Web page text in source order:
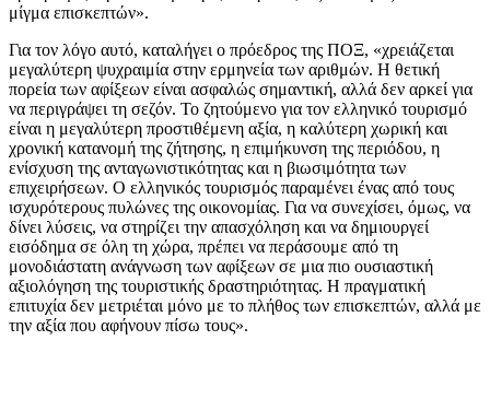
μίγμα επισκεπτών».
Για τον λόγο αυτό, καταλήγει ο πρόεδρος της ΠΟΞ, «χρειάζεται
μεγαλύτερη ψυχραιμία στην ερμηνεία των αριθμών. Η θετική
πορεία των αφίξεων είναι ασφαλώς σημαντική, αλλά δεν αρκεί για
να περιγράψει τη σεζόν. Το ζητούμενο για τον ελληνικό τουρισμό
είναι η μεγαλύτερη προστιθέμενη αξία, η καλύτερη χωρική και
χρονική κατανομή της ζήτησης, η επιμήκυνση της περιόδου, η
ενίσχυση της ανταγωνιστικότητας και η βιωσιμότητα των
επιχειρήσεων. Ο ελληνικός τουρισμός παραμένει ένας από τους
ισχυρότερους πυλώνες της οικονομίας. Για να συνεχίσει, όμως, να
δίνει λύσεις, να στηρίζει την απασχόληση και να δημιουργεί
εισόδημα σε όλη τη χώρα, πρέπει να περάσουμε από τη
μονοδιάστατη ανάγνωση των αφίξεων σε μια πιο ουσιαστική
αξιολόγηση της τουριστικής δραστηριότητας. Η πραγματική
επιτυχία δεν μετριέται μόνο με το πλήθος των επισκεπτών, αλλά με
την αξία που αφήνουν πίσω τους».